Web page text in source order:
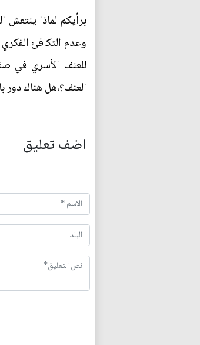
برأيكم لماذا ينتعش
وعدم التكافئ
للعنف الأسري في
العنف؟،هل هناك
اضف تعليق